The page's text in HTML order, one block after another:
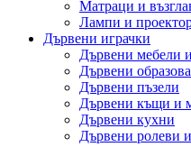
Матраци и
Лампи и
Дървени играчки
Дървени мебели
Дървени
Дървени пъзели
Дървени къщи и
Дървени кухни
Дървени ролеви